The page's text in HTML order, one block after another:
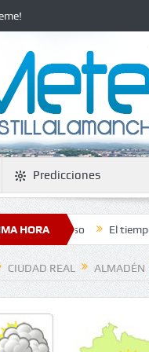
Predicciones
HORA El tiempo en
CIUDAD REAL ALMADÉN